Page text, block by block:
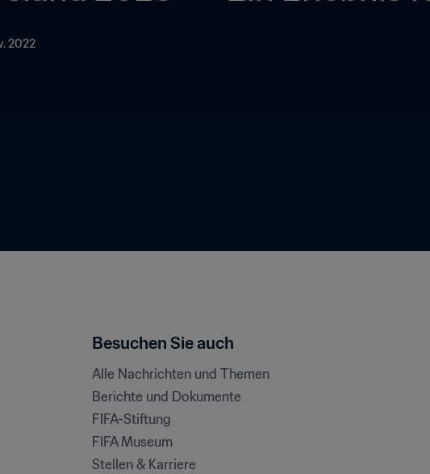
2022
Besuchen Sie auch
Alle Nachrichten und Themen
Berichte und Dokumente
FIFA-Stiftung
FIFA Museum
Stellen & Karriere